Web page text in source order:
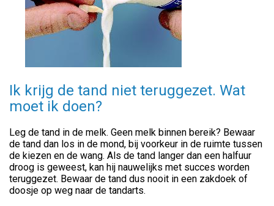
Ik krijg de tand niet teruggezet. Wat
moet ik doen?
Leg de tand in de melk. Geen melk binnen bereik? Bewaar
de tand dan los in de mond, bij voorkeur in de ruimte tussen
de kiezen en de wang. Als de tand langer dan een halfuur
droog is geweest, kan hij nauwelijks met succes worden
teruggezet. Bewaar de tand dus nooit in een zakdoek of
doosje op weg naar de tandarts.